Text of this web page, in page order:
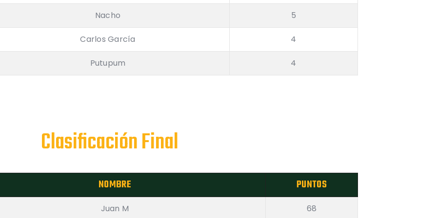
Nacho 5
Carlos García 4
Putupum 4
Clasificación Final
NOMBRE PUNTOS
Juan M 68